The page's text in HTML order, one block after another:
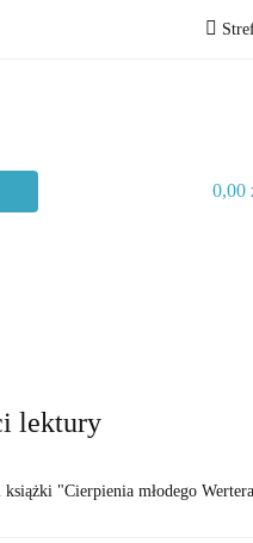
0,00
lektury
"Cierpienia młodego